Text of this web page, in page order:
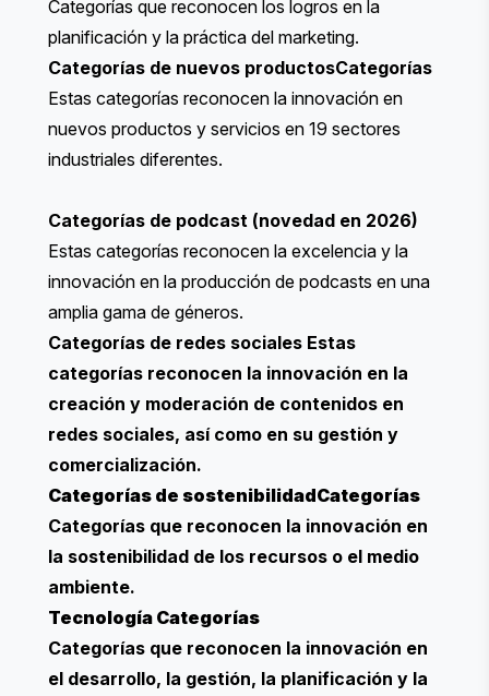
Categorías que reconocen los logros en la
planificación y la práctica del marketing.
Categorías de nuevos productosCategorías
Estas categorías reconocen la innovación en
nuevos productos y servicios en 19 sectores
industriales diferentes.
Categorías de podcast (novedad en 2026)
Estas categorías reconocen la excelencia y la
innovación en la producción de podcasts en una
amplia gama de géneros.
Categorías de redes sociales Estas
categorías reconocen la innovación en la
creación y moderación de contenidos en
redes sociales, así como en su gestión y
comercialización.
Categorías de sostenibilidadCategorías
Categorías que reconocen la innovación en
la sostenibilidad de los recursos o el medio
ambiente.
Tecnología Categorías
Categorías que reconocen la innovación en
el desarrollo, la gestión, la planificación y la